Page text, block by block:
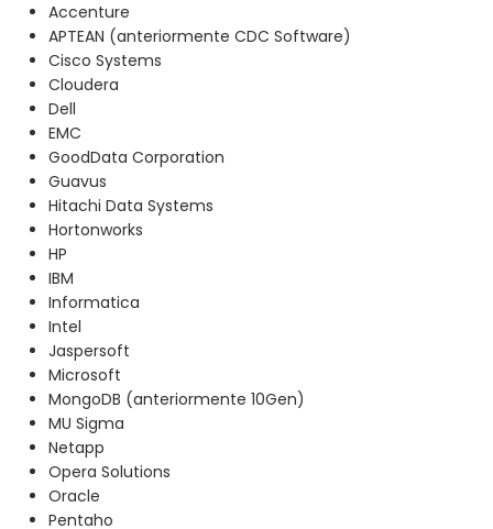
Accenture
APTEAN (anteriormente CDC Software)
Cisco Systems
Cloudera
Dell
EMC
GoodData Corporation
Guavus
Hitachi Data Systems
Hortonworks
HP
IBM
Informatica
Intel
Jaspersoft
Microsoft
MongoDB (anteriormente 10Gen)
MU Sigma
Netapp
Opera Solutions
Oracle
Pentaho